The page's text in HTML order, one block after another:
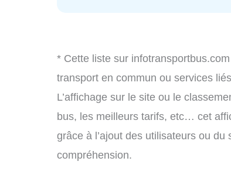
* Cette liste sur
transport en commun ou services
L’affichage sur le site ou le
bus, les meilleurs tarifs, etc… cet
grâce à l’ajout des utilisateurs ou
compréhension.